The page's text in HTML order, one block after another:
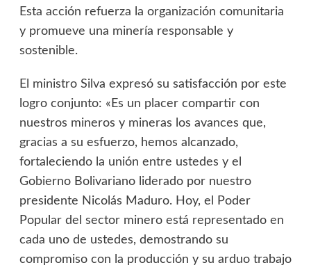
Esta acción refuerza la organización comunitaria
y promueve una minería responsable y
sostenible.
El ministro Silva expresó su satisfacción por este
logro conjunto: «Es un placer compartir con
nuestros mineros y mineras los avances que,
gracias a su esfuerzo, hemos alcanzado,
fortaleciendo la unión entre ustedes y el
Gobierno Bolivariano liderado por nuestro
presidente Nicolás Maduro. Hoy, el Poder
Popular del sector minero está representado en
cada uno de ustedes, demostrando su
compromiso con la producción y su arduo trabajo